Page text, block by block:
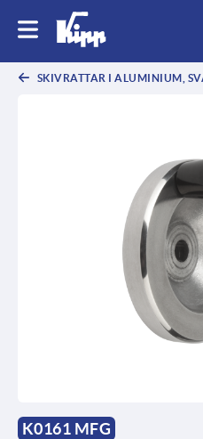
SKIVRATTAR I ALUMINIUM,
K0161 MFG